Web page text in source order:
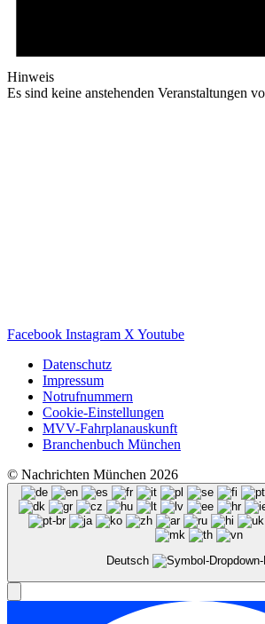
Hinweis
Es sind keine anstehenden Veranstaltungen
Facebook Instagram X Youtube
Datenschutz
Impressum
Notrufnummern
Cookie-Einstellungen
MVV-Fahrplanauskunft
Branchenbuch München
© Nachrichten München 2026
Deutsch